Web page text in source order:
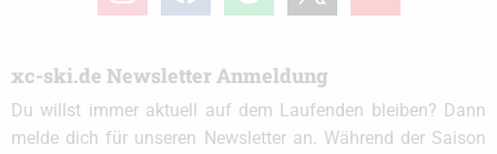
xc-ski.de Newsletter Anmeldung
Du willst immer aktuell auf dem Laufenden bleiben? Dann
melde dich für unseren Newsletter an. Während der Saison